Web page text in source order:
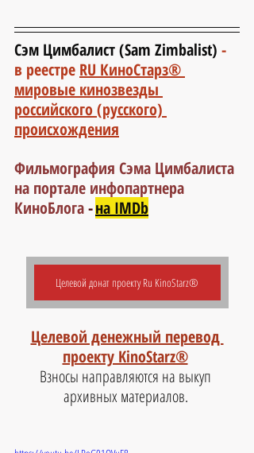
Сэм Цимбалист (Sam Zimbalist) -
в реестре RU КиноСтарз®
мировые кинозвезды
российского (русского)
происхождения
Фильмография Сэма Цимбалиста
на портале инфопартнера
КиноБлога -на IMDb
Целевой донат проекту Ru KinoStarz®
Целевой денежный перевод
проекту KinoStarz®
Взносы направляются на выкуп
архивных материалов.